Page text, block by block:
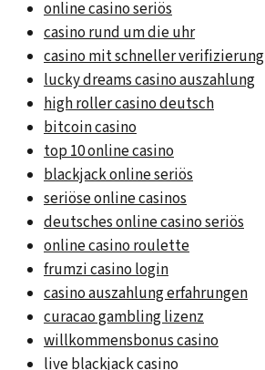
online casino seriös
casino rund um die uhr
casino mit schneller verifizierung
lucky dreams casino auszahlung
high roller casino deutsch
bitcoin casino
top 10 online casino
blackjack online seriös
seriöse online casinos
deutsches online casino seriös
online casino roulette
frumzi casino login
casino auszahlung erfahrungen
curacao gambling lizenz
willkommensbonus casino
live blackjack casino